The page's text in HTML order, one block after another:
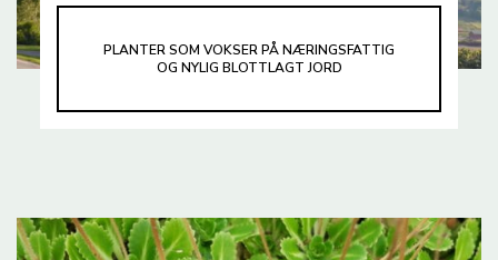
PLANTER SOM VOKSER PÅ NÆRINGSFATTIG
OG NYLIG BLOTTLAGT JORD